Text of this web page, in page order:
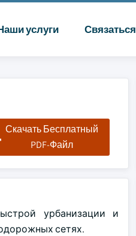
услуги
Скачать Бесплатный
PDF-Файл
урбанизации и
сетях.